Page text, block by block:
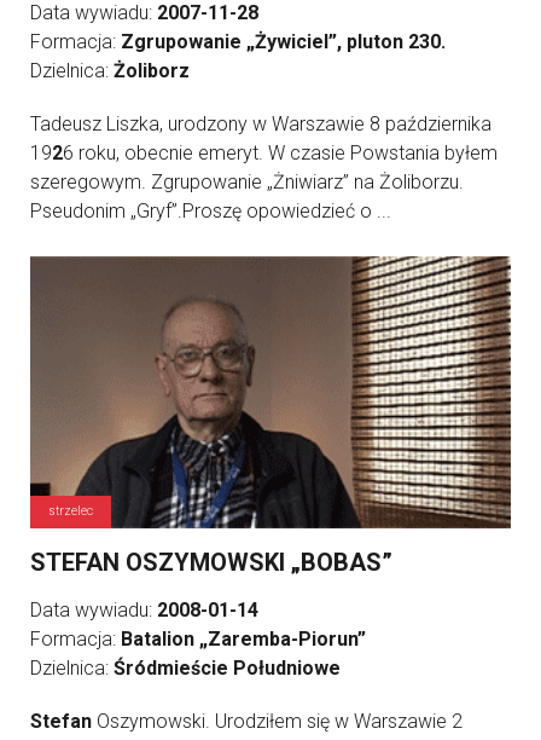
Data wywiadu: 2007-11-28
Formacja: Zgrupowanie „Żywiciel”, pluton 230.
Dzielnica: Żoliborz
Tadeusz Liszka, urodzony w Warszawie 8 października
1926 roku, obecnie emeryt. W czasie Powstania byłem
szeregowym. Zgrupowanie „Żniwiarz” na Żoliborzu.
Pseudonim „Gryf”.Proszę opowiedzieć o ...
strzelec
STEFAN OSZYMOWSKI „BOBAS”
Data wywiadu: 2008-01-14
Formacja: Batalion „Zaremba-Piorun”
Dzielnica: Śródmieście Południowe
Stefan Oszymowski. Urodziłem się w Warszawie 2